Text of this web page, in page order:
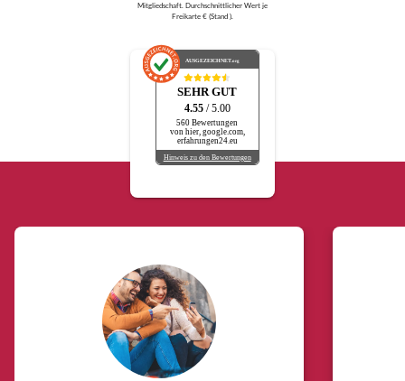
Mitgliedschaft. Durchschnittlicher Wert je
Freikarte € (Stand ).
AUSGEZEICHNET.org
SEHR GUT
4.55 / 5.00
560 Bewertungen
von hier, google.com,
erfahrungen24.eu
Hinweis zu den Bewertungen